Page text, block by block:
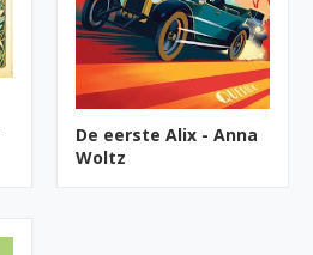
De eerste Alix - Anna
Woltz